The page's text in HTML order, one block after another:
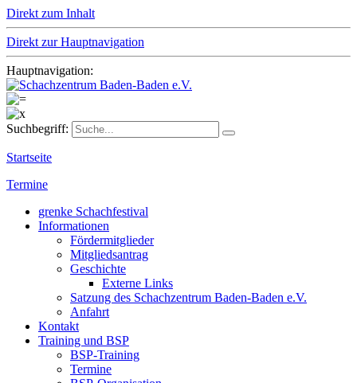
Direkt zum Inhalt
Direkt zur Hauptnavigation
Hauptnavigation:
Suchbegriff:
Startseite
Termine
grenke Schachfestival
Informationen
Fördermitglieder
Mitgliedsantrag
Geschichte
Externe Links
Satzung des Schachzentrum Baden-Baden e.V.
Anfahrt
Kontakt
Training und BSP
BSP-Training
Termine